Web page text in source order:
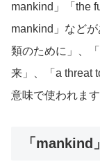
mankind」「the
mankind」など
類のために」、
来」、「a threat
意味で使われます
「mankind